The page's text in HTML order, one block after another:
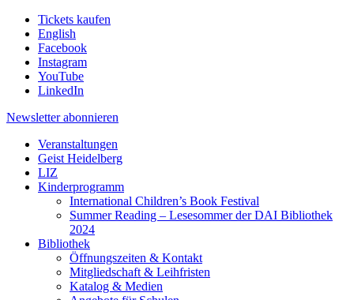
Tickets kaufen
English
Facebook
Instagram
YouTube
LinkedIn
Newsletter abonnieren
Veranstaltungen
Geist Heidelberg
LIZ
Kinderprogramm
International Children’s Book Festival
Summer Reading – Lesesommer der DAI Bibliothek
2024
Bibliothek
Öffnungszeiten & Kontakt
Mitgliedschaft & Leihfristen
Katalog & Medien